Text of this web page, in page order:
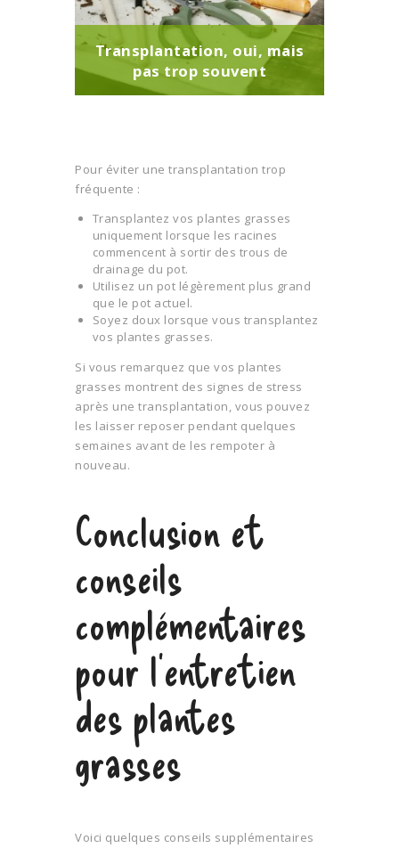
Transplantation, oui, mais
pas trop souvent
Pour éviter une transplantation trop
fréquente :
Transplantez vos plantes grasses
uniquement lorsque les racines
commencent à sortir des trous de
drainage du pot.
Utilisez un pot légèrement plus grand
que le pot actuel.
Soyez doux lorsque vous transplantez
vos plantes grasses.
Si vous remarquez que vos plantes
grasses montrent des signes de stress
après une transplantation, vous pouvez
les laisser reposer pendant quelques
semaines avant de les rempoter à
nouveau.
Conclusion et
conseils
complémentaires
pour l’entretien
des plantes
grasses
Voici quelques conseils supplémentaires